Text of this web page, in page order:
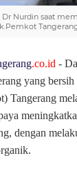
Dr Nurdin saat
.co.id -
yang bersih
Tangerang
dengan